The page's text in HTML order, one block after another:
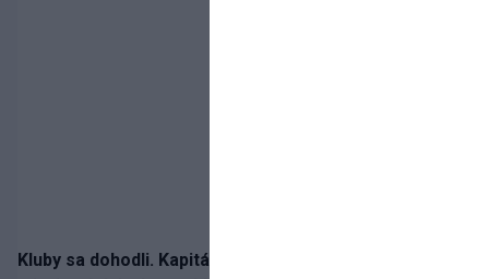
Kluby sa dohodli. Kapitán Sparty Praha Lukáš Haraslín